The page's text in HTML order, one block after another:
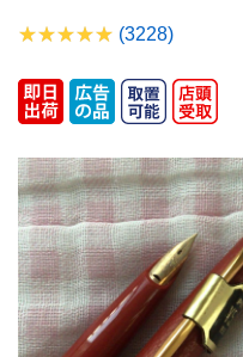
(3228)